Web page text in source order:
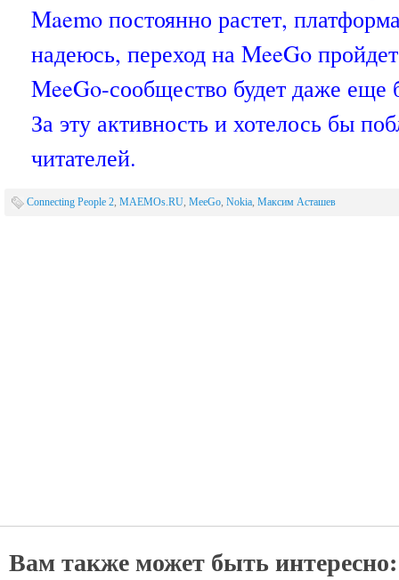
Maemo постоянно растет,
надеюсь, переход на MeeGo
MeeGo-сообщество будет даже еще
За эту активность и хотелось бы
читателей.
Connecting People 2, MAEMOs.RU, MeeGo, Nokia, Максим Асташев
Вам также может быть интересно: